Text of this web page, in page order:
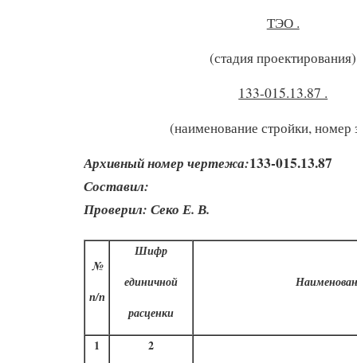
ТЭО .
(стадия проектирования)
133-015.13.87 .
(наименование стройки, номер
Архивный номер чертежа:133-015.13.87
Составил:
Проверил: Секо Е. В.
№
п/п
Шифр
единичной
расценки
1 2